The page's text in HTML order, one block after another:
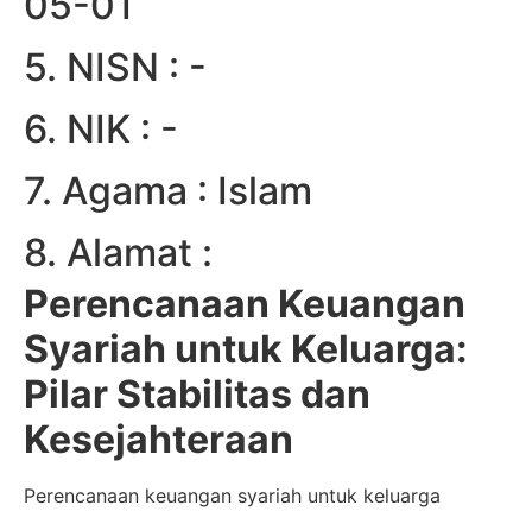
5. NISN : -
6. NIK : -
7. Agama : Islam
8. Alamat :
Perencanaan Keuangan
Syariah untuk Keluarga:
Pilar Stabilitas dan
Kesejahteraan
Perencanaan keuangan syariah untuk keluarga